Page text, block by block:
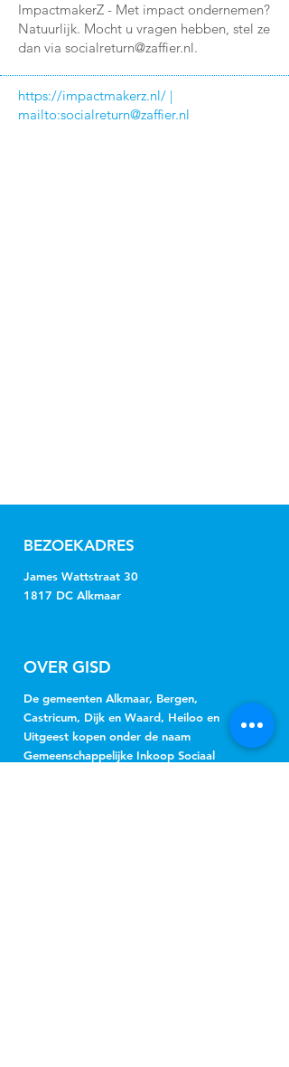
ImpactmakerZ - Met impact ondernemen?
Natuurlijk. Mocht u vragen hebben, stel ze
dan via socialreturn@zaffier.nl.
https://impactmakerz.nl/ |
mailto:socialreturn@zaffier.nl
BEZOEKADRES
James Wattstraat 30
1817 DC Alkmaar
OVER GISD
De gemeenten Alkmaar, Bergen,
Castricum, Dijk en Waard, Heiloo en
Uitgeest kopen onder de naam
Gemeenschappelijke Inkoop Sociaal